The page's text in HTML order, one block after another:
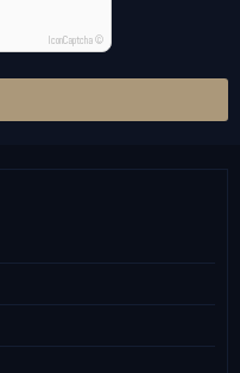
IconCaptcha ©